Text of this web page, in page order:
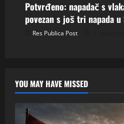
Potvrđeno: napadač s
povezan s još tri napada
Res Publica Post
YOU MAY HAVE MISSED